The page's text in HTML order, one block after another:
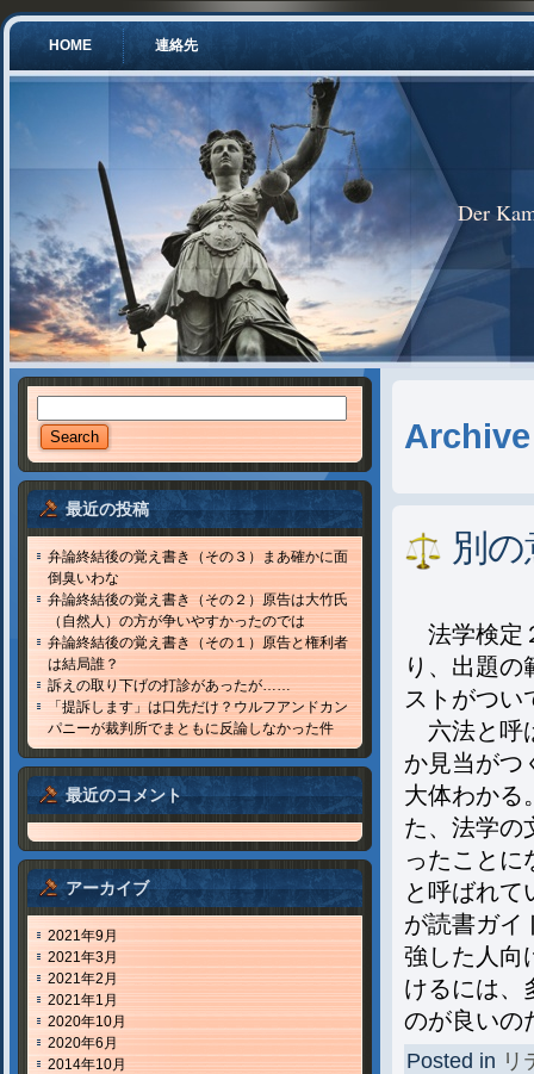
HOME 連絡先
Der
最近の投稿
弁論終結後の覚え書き（その３）まあ確かに面
倒臭いわな
弁論終結後の覚え書き（その２）原告は大竹氏
（自然人）の方が争いやすかったのでは
弁論終結後の覚え書き（その１）原告と権利者
は結局誰？
訴えの取り下げの打診があったが……
「提訴します」は口先だけ？ウルフアンドカン
パニーが裁判所でまともに反論しなかった件
最近のコメント
アーカイブ
2021年9月
2021年3月
2021年2月
2021年1月
2020年10月
2020年6月
2014年10月
Archive
別
法学検定
り、出題
ストがつい
六法と呼
か見当がつ
大体わかる
た、法学の
ったことに
と呼ばれて
が読書ガイ
強した人向
けるには、
のが良いの
Posted in リ